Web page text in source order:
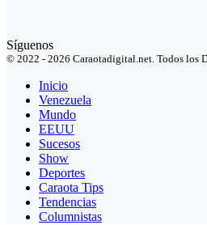
Síguenos
© 2022 - 2026 Caraotadigital.net. Todos los
Inicio
Venezuela
Mundo
EEUU
Sucesos
Show
Deportes
Caraota Tips
Tendencias
Columnistas